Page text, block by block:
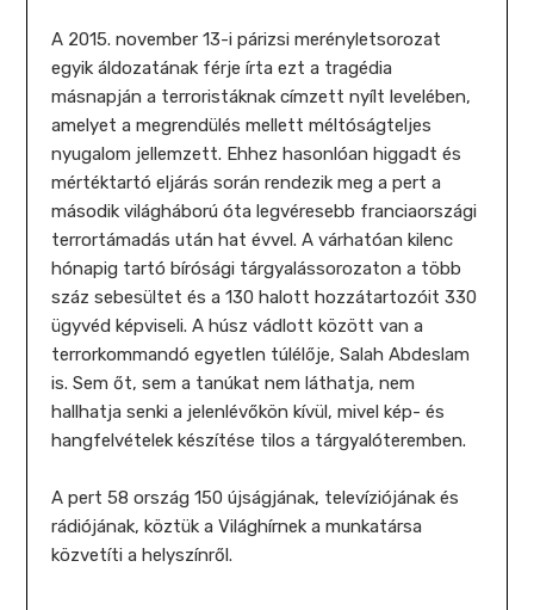
A 2015. november 13-i párizsi merényletsorozat
egyik áldozatának férje írta ezt a tragédia
másnapján a terroristáknak címzett nyílt levelében,
amelyet a megrendülés mellett méltóságteljes
nyugalom jellemzett. Ehhez hasonlóan higgadt és
mértéktartó eljárás során rendezik meg a pert a
második világháború óta legvéresebb franciaországi
terrortámadás után hat évvel. A várhatóan kilenc
hónapig tartó bírósági tárgyalássorozaton a több
száz sebesültet és a 130 halott hozzátartozóit 330
ügyvéd képviseli. A húsz vádlott között van a
terrorkommandó egyetlen túlélője, Salah Abdeslam
is. Sem őt, sem a tanúkat nem láthatja, nem
hallhatja senki a jelenlévőkön kívül, mivel kép- és
hangfelvételek készítése tilos a tárgyalóteremben.
A pert 58 ország 150 újságjának, televíziójának és
rádiójának, köztük a Világhírnek a munkatársa
közvetíti a helyszínről.